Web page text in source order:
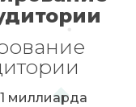
миллиарда